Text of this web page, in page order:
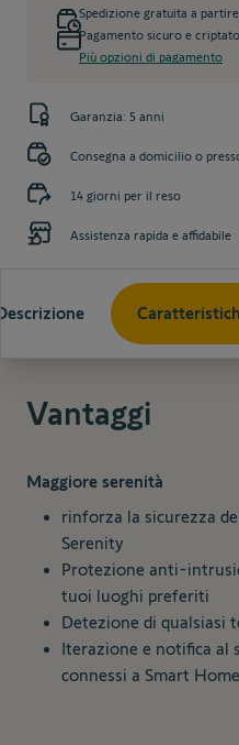
Spedizione gratuita a
Pagamento sicuro e
Più opzioni di pagamento
Garanzia: 5 anni
Consegna a domicilio o
14 giorni per il reso
Assistenza rapida e affidabile
Vantaggi
Maggiore serenità
rinforza la sicurezza
Serenity
Protezione anti-
tuoi luoghi preferiti
Detezione di qualsiasi
Iterazione e notifica al
connessi a Smart Home